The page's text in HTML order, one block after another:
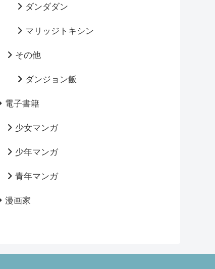
ダンダダン
マリッジトキシン
その他
ダンジョン飯
電子書籍
少女マンガ
少年マンガ
青年マンガ
漫画家